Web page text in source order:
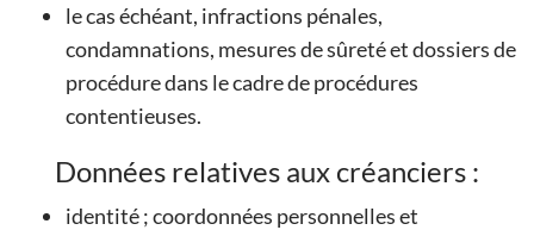
le cas échéant, infractions pénales,
condamnations, mesures de sûreté et dossiers de
procédure dans le cadre de procédures
contentieuses.
Données relatives aux créanciers :
identité ; coordonnées personnelles et